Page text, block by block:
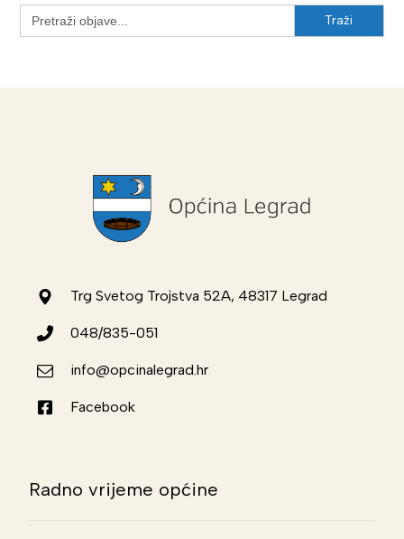
Search
for:
Trg Svetog Trojstva 52A, 48317 Legrad
048/835-051
info@opcinalegrad.hr
Facebook
Radno vrijeme općine